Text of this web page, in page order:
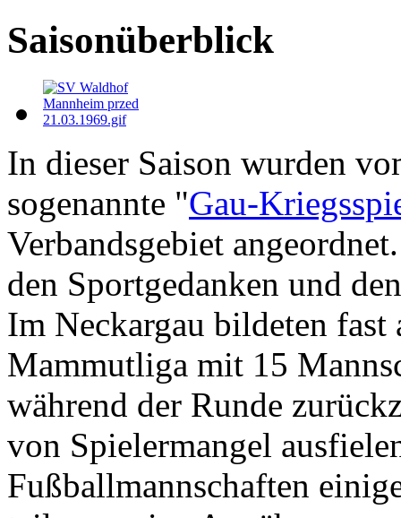
Saisonüberblick
In dieser Saison wurden
sogenannte "Gau-
Verbandsgebiet
den Sportgedanken und
Im Neckargau bildeten fast
Mammutliga mit 15
während der Runde
von Spielermangel
Fußballmannschaften